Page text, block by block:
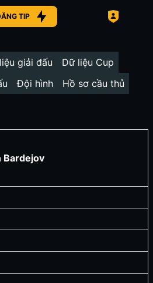
TIP
giải đấu
Dữ liệu Cup
Đội hình
Hồ sơ cầu thủ
Bardejov